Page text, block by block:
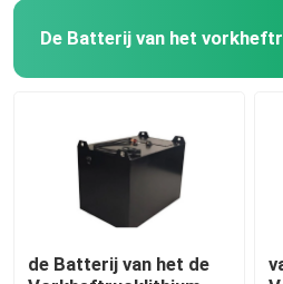
de Batterij van het de